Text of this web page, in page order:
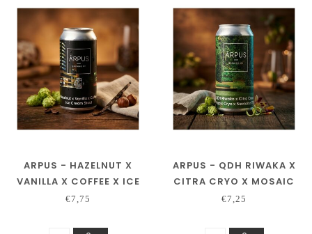
ARPUS - HAZELNUT X
VANILLA X COFFEE X ICE
CREAM STOUT
€7,75
ARPUS - QDH RIWAKA X
CITRA CRYO X MOSAIC
CRYO X NECTARON TIPA
€7,25